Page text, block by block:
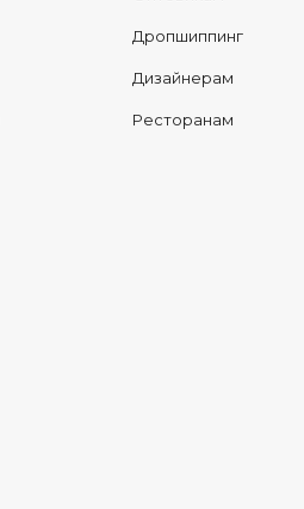
Дропшиппинг
Дизайнерам
Ресторанам